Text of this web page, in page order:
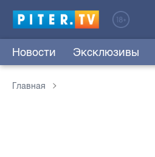
Новости Эксклюзивы
Главная